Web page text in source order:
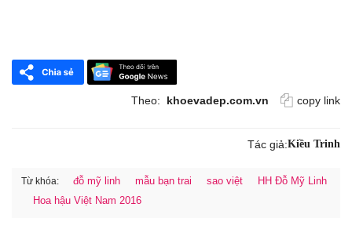
Theo: khoevadep.com.vn copy link
Tác giả:Kiều Trinh
Từ khóa: đỗ mỹ linh mẫu bạn trai sao việt
HH Đỗ Mỹ Linh
Hoa hậu Việt Nam 2016